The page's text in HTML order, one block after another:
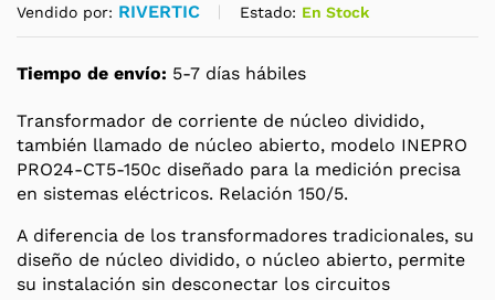
Vendido por: RIVERTIC Estado: En Stock
Tiempo de envío: 5-7 días hábiles
Transformador de corriente de núcleo dividido,
también llamado de núcleo abierto, modelo INEPRO
PRO24-CT5-150c diseñado para la medición precisa
en sistemas eléctricos. Relación 150/5.
A diferencia de los transformadores tradicionales, su
diseño de núcleo dividido, o núcleo abierto, permite
su instalación sin desconectar los circuitos